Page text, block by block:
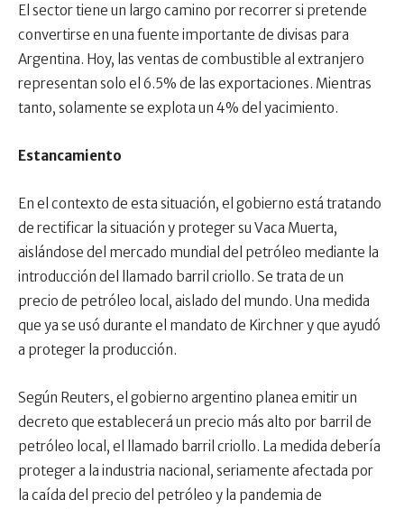
El sector tiene un largo camino por recorrer si pretende
convertirse en una fuente importante de divisas para
Argentina. Hoy, las ventas de combustible al extranjero
representan solo el 6.5% de las exportaciones. Mientras
tanto, solamente se explota un 4% del yacimiento.
Estancamiento
En el contexto de esta situación, el gobierno está tratando
de rectificar la situación y proteger su Vaca Muerta,
aislándose del mercado mundial del petróleo mediante la
introducción del llamado barril criollo. Se trata de un
precio de petróleo local, aislado del mundo. Una medida
que ya se usó durante el mandato de Kirchner y que ayudó
a proteger la producción.
Según Reuters, el gobierno argentino planea emitir un
decreto que establecerá un precio más alto por barril de
petróleo local, el llamado barril criollo. La medida debería
proteger a la industria nacional, seriamente afectada por
la caída del precio del petróleo y la pandemia de